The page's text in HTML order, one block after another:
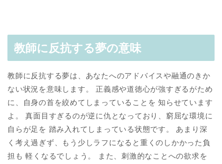
教師に反抗する夢の意味
教師に反抗する夢は、あなたへのアドバイスや融通のきか
ない状況を意味します。 正義感や道徳心が強すぎるがため
に、自身の首を絞めてしまっていることを 知らせています
よ。 真面目すぎるのが逆に仇となっており、窮屈な環境に
自らが足を 踏み入れてしまっている状態です。 あまり深
く考え過ぎず、もう少しラフになると重くのしかかった負
担も 軽くなるでしょう。 また、刺激的なことへの欲求を